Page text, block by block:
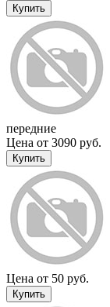
Купить
передние
Цена от 3090 руб.
Купить
Цена от 50 руб.
Купить